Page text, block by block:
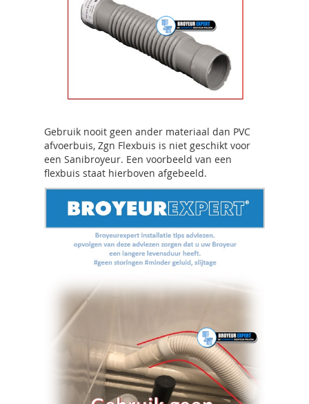
Gebruik nooit geen ander materiaal dan PVC
afvoerbuis, Zgn Flexbuis is niet geschikt voor
een Sanibroyeur. Een voorbeeld van een
flexbuis staat hierboven afgebeeld.